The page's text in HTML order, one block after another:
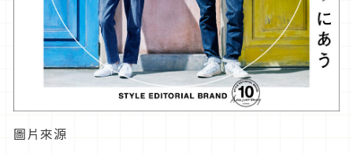
圖片來源